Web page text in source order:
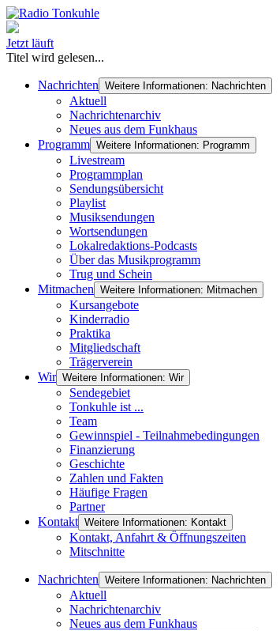
Jetzt läuft
Titel wird gelesen...
Nachrichten Weitere Informationen: Nachrichten
Aktuell
Nachrichtenarchiv
Neues aus dem Funkhaus
Programm Weitere Informationen: Programm
Livestream
Programmplan
Sendungsübersicht
Playlist
Musiksendungen
Wortsendungen
Lokalredaktions-Podcasts
Über das Musikprogramm
Trug und Schein
Mitmachen Weitere Informationen: Mitmachen
Kursangebote
Kinderradio
Praktika
Mitgliedschaft
Trägerverein
Wir Weitere Informationen: Wir
Sendegebiet
Tonkuhle ist ...
Team
Gewinnspiel - Teilnahmebedingungen
Finanzierung
Geschichte
Zahlen und Fakten
Häufige Fragen
Partner
Kontakt Weitere Informationen: Kontakt
Kontakt, Anfahrt & Öffnungszeiten
Mitschnitte
Nachrichten Weitere Informationen: Nachrichten
Aktuell
Nachrichtenarchiv
Neues aus dem Funkhaus